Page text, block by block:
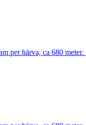
per härva, ca 680